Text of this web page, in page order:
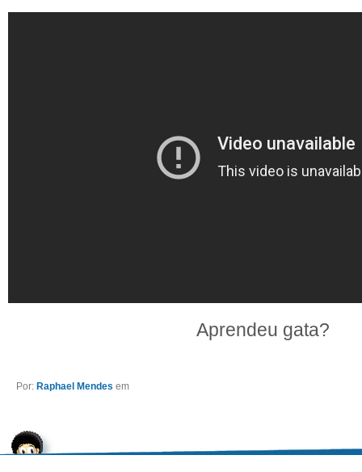
Aprendeu gata?
Por: Raphael Mendes em